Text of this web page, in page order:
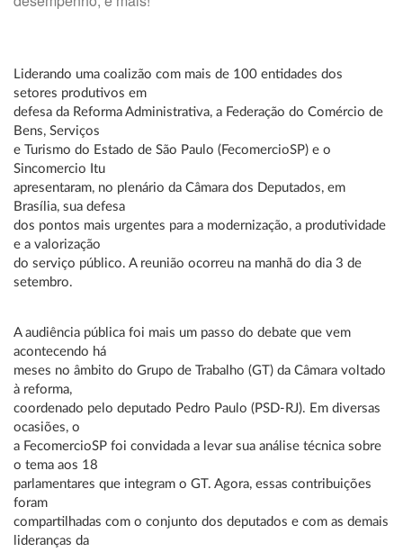
Liderando uma coalizão com mais de 100 entidades dos
setores produtivos em
defesa da Reforma Administrativa, a Federação do Comércio de
Bens, Serviços
e Turismo do Estado de São Paulo (FecomercioSP) e o
Sincomercio Itu
apresentaram, no plenário da Câmara dos Deputados, em
Brasília, sua defesa
dos pontos mais urgentes para a modernização, a produtividade
e a valorização
do serviço público. A reunião ocorreu na manhã do dia 3 de
setembro.
A audiência pública foi mais um passo do debate que vem
acontecendo há
meses no âmbito do Grupo de Trabalho (GT) da Câmara voltado
à reforma,
coordenado pelo deputado Pedro Paulo (PSD-RJ). Em diversas
ocasiões, o
a FecomercioSP foi convidada a levar sua análise técnica sobre
o tema aos 18
parlamentares que integram o GT. Agora, essas contribuições
foram
compartilhadas com o conjunto dos deputados e com as demais
lideranças da